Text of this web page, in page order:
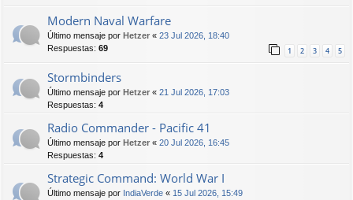
Modern Naval Warfare
Último mensaje por Hetzer « 23 Jul 2026, 18:40
Respuestas: 69 1 2 3 4 5
Stormbinders
Último mensaje por Hetzer « 21 Jul 2026, 17:03
Respuestas: 4
Radio Commander - Pacific 41
Último mensaje por Hetzer « 20 Jul 2026, 16:45
Respuestas: 4
Strategic Command: World War I
Último mensaje por IndiaVerde « 15 Jul 2026, 15:49